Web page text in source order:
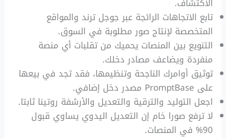
تابع الاتجاهات الرائجة عبر جوجل ترند والمواقع
المتخصصة لإنتاج صور مطلوبة في السوق.
التنويع بين المنصات يحميك من تقلبات أي منصة
منفردة ويضاعف مصادر دخلك.
توثيق أوامرك الناجحة وتنظيمها، فقد تجد في بيعها
على PromptBase مصدر دخل إضافي.
اجعل التوليد والترقية والتعديل والأرشفة روتينا ثابتا.
لا ترفع صورا خام إن التعديل اليدوي يساوي قبول
90% في المنصات.